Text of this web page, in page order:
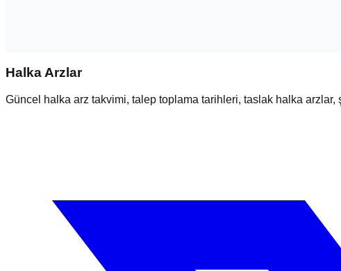
Halka Arzlar
Güncel halka arz takvimi, talep toplama tarihleri, taslak halka